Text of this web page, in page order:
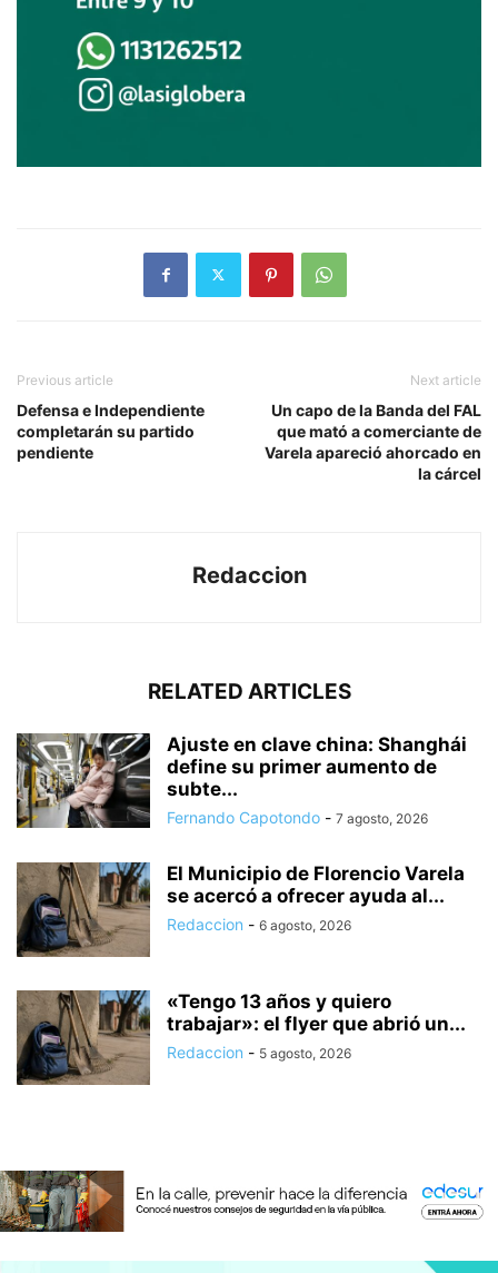
Previous article
Defensa e Independiente
completarán su partido
pendiente
Next article
Un capo de la Banda del FAL
que mató a comerciante de
Varela apareció ahorcado en
la cárcel
Redaccion
RELATED ARTICLES
Ajuste en clave china: Shanghái
define su primer aumento de
subte...
Fernando Capotondo - 7 agosto, 2026
El Municipio de Florencio Varela
se acercó a ofrecer ayuda al...
Redaccion - 6 agosto, 2026
«Tengo 13 años y quiero
trabajar»: el flyer que abrió un...
Redaccion - 5 agosto, 2026